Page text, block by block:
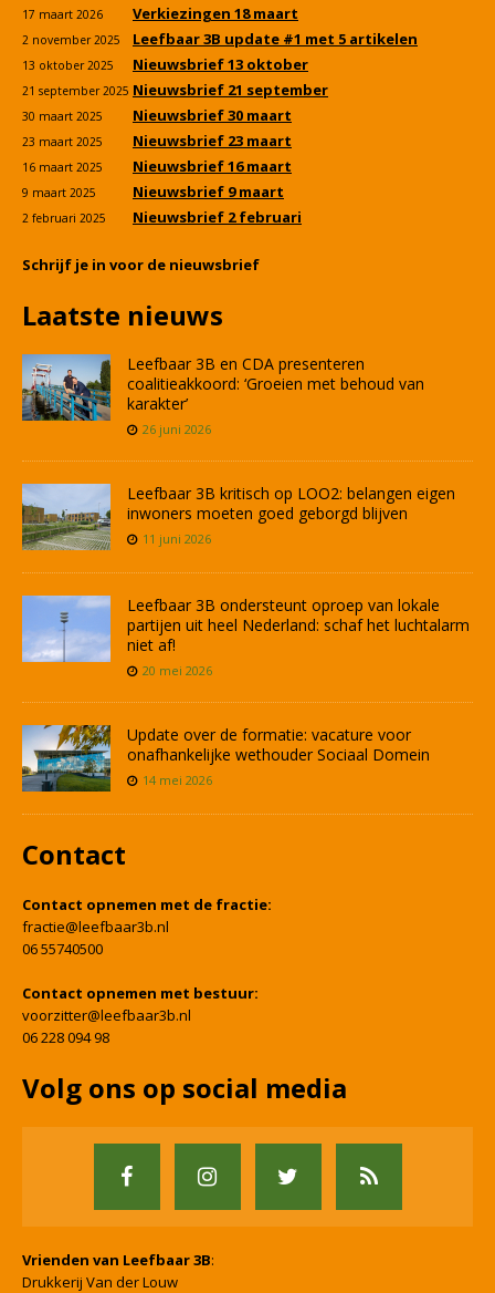
17 maart 2026 Verkiezingen 18 maart
2 november 2025 Leefbaar 3B update #1 met 5 artikelen
13 oktober 2025 Nieuwsbrief 13 oktober
21 september 2025 Nieuwsbrief 21 september
30 maart 2025 Nieuwsbrief 30 maart
23 maart 2025 Nieuwsbrief 23 maart
16 maart 2025 Nieuwsbrief 16 maart
9 maart 2025 Nieuwsbrief 9 maart
2 februari 2025 Nieuwsbrief 2 februari
Schrijf je in voor de nieuwsbrief
Laatste nieuws
Leefbaar 3B en CDA presenteren
coalitieakkoord: ‘Groeien met behoud van
karakter’
26 juni 2026
Leefbaar 3B kritisch op LOO2: belangen eigen
inwoners moeten goed geborgd blijven
11 juni 2026
Leefbaar 3B ondersteunt oproep van lokale
partijen uit heel Nederland: schaf het luchtalarm
niet af!
20 mei 2026
Update over de formatie: vacature voor
onafhankelijke wethouder Sociaal Domein
14 mei 2026
Contact
Contact opnemen met de fractie:
fractie@leefbaar3b.nl
06 55740500
Contact opnemen met bestuur:
voorzitter@leefbaar3b.nl
06 228 094 98
Volg ons op social media
Vrienden van Leefbaar 3B:
Drukkerij Van der Louw